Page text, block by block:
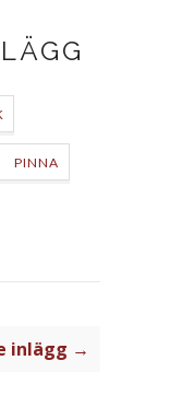
PINNA
inlägg →